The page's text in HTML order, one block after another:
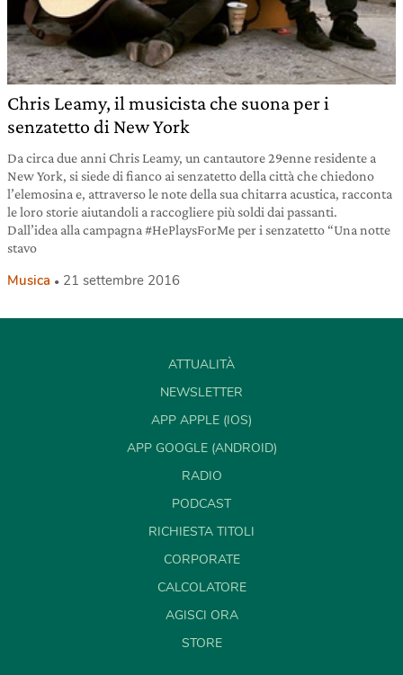
Chris Leamy, il musicista che suona per i
senzatetto di New York
Da circa due anni Chris Leamy, un cantautore 29enne residente a
New York, si siede di fianco ai senzatetto della città che chiedono
l’elemosina e, attraverso le note della sua chitarra acustica, racconta
le loro storie aiutandoli a raccogliere più soldi dai passanti.
Dall’idea alla campagna #HePlaysForMe per i senzatetto “Una notte
stavo
Musica 21 settembre 2016
ATTUALITÀ
NEWSLETTER
APP APPLE (IOS)
APP GOOGLE (ANDROID)
RADIO
PODCAST
RICHIESTA TITOLI
CORPORATE
CALCOLATORE
AGISCI ORA
STORE